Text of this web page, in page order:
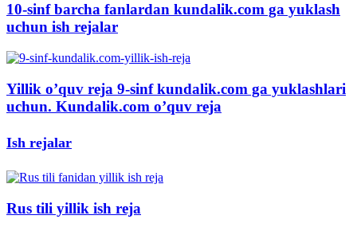
10-sinf barcha fanlardan kundalik.com ga yuklash
uchun ish rejalar
Yillik o’quv reja 9-sinf kundalik.com ga yuklashlari
uchun. Kundalik.com o’quv reja
Ish rejalar
Rus tili yillik ish reja